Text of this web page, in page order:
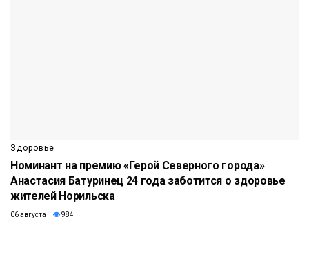
Здоровье
Номинант на премию «Герой Северного города»
Анастасия Батуринец 24 года заботится о здоровье
жителей Норильска
06 августа 984